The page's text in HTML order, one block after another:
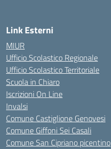
Link Esterni
MIUR
Ufficio Scolastico Regionale
Ufficio Scolastico Territoriale
Scuola in Chiaro
Iscrizioni On Line
Invalsi
Comune Castiglione Genovesi
Comune Giffoni Sei Casali
Comune San Cipriano picentino